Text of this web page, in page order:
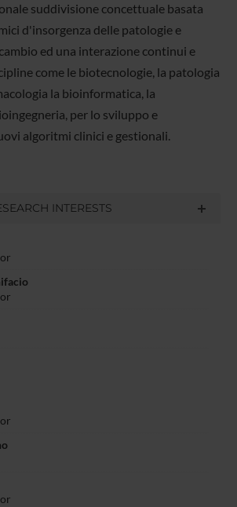
suddivisione concettuale basata
d'insorgenza delle patologie e
ed una interazione continui e
come le biotecnologie, la patologia
la bioinformatica, la
per lo sviluppo e
algoritmi clinici e gestionali.
INTERESTS